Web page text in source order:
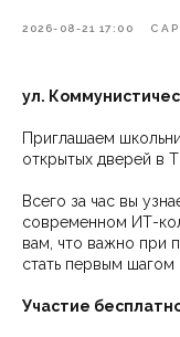
2026-08-21 17:00
ул.
Приглашаем
открытых дверей в
Всего за час вы
современном ИТ-
вам, что важно при
стать первым
Участие